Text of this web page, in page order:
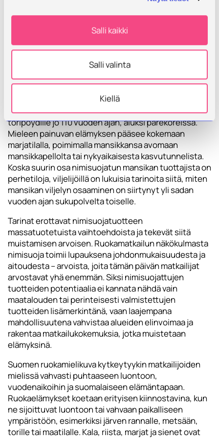
Salli kaikki
Salli valinta
Kiellä
suojaa vain tuotetta, vaan samalla myös
valmistustapaa ja siihen liittyviä kertomuksia. Kun
matkailija osallistuu savolaiseen
mustikkakukkotyöpajaan ja kuulee, miksi juuri tämän
metsän ja luonnon olosuhteet mahdollistavat
tuotteen erityislaatuisuuden, syntyy kokemus, jonka
muistaa pitkään. Tai kun matkailija ostaa kesäiseltä
torilta makeita Suonenjoen mansikoita, torimyyjä
kertoo, miten paikallinen mansikka on matkannut
toripöydille jo 110 vuoden ajan, aluksi pärekoreissa.
Mieleen painuvan elämyksen pääsee kokemaan
marjatilalla, poimimalla mansikkansa avomaan
mansikkapellolta tai nykyaikaisesta kasvutunnelista.
Koska suurin osa nimisuojatun mansikan tuottajista on
perhetiloja, viljelijöillä on lukuisia tarinoita siitä, miten
mansikan viljelyn osaaminen on siirtynyt yli sadan
vuoden ajan sukupolvelta toiselle.
Tarinat erottavat nimisuojatuotteen
massatuotetuista vaihtoehdoista ja tekevät siitä
muistamisen arvoisen. Ruokamatkailun näkökulmasta
nimisuoja toimii lupauksena johdonmukaisuudesta ja
aitoudesta – arvoista, joita tämän päivän matkailijat
arvostavat yhä enemmän. Siksi nimisuojattujen
tuotteiden potentiaalia ei kannata nähdä vain
maatalouden tai perinteisesti valmistettujen
tuotteiden lisämerkintänä, vaan laajempana
mahdollisuutena vahvistaa alueiden elinvoimaa ja
rakentaa matkailukokemuksia, jotka muistetaan
elämyksinä.
Suomen ruokamielikuva kytkeytyykin matkailijoiden
mielissä vahvasti puhtaaseen luontoon,
vuodenaikoihin ja suomalaiseen elämäntapaan.
Ruokaelämykset koetaan erityisen kiinnostavina, kun
ne sijoittuvat luontoon tai vahvaan paikalliseen
ympäristöön, esimerkiksi järven rannalle, metsään,
torille tai maatilalle. Kala, riista, marjat ja sienet ovat